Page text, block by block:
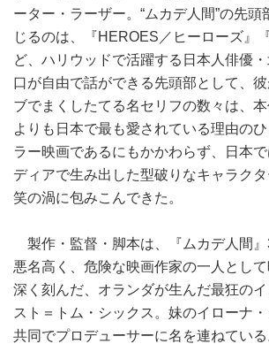
ーター・ラーザー。“ムカデ人間”の先
じるのは、『HEROES／ヒーローズ』
ど、ハリウッドで活躍する日本人俳優・
口が自由で話ができる先頭部として、
ブでまくしたてる名セリフの数々は、
よりも日本で最も愛されている理由の
ラー映画であるにもかかわらず、日本
ディアで生み出した型破りなキャラク
笑の渦に包みこんできた。
製作・監督・脚本は、『ムカデ人間』
悪名高く、危険な映画作家の一人とし
深く刻んだ、オランダが生んだ最狂の
スト＝トム・シックス。妹のイローナ
共同でプロデューサーに名を連ねている